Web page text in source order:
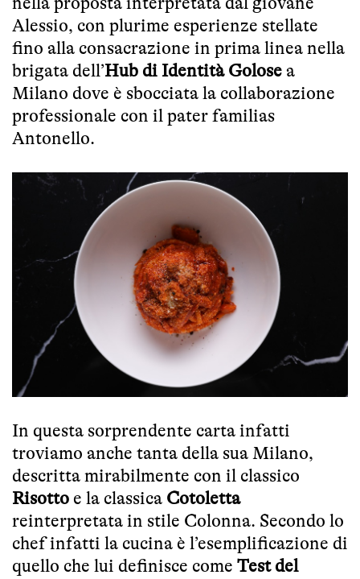
Alessio, con plurime esperienze stellate
fino alla consacrazione in prima linea nella
brigata dell’Hub di Identità Golose a
Milano dove è sbocciata la collaborazione
professionale con il pater familias
Antonello.
In questa sorprendente carta infatti
troviamo anche tanta della sua Milano,
descritta mirabilmente con il classico
Risotto e la classica Cotoletta
reinterpretata in stile Colonna. Secondo lo
chef infatti la cucina è l’esemplificazione di
quello che lui definisce come Test del